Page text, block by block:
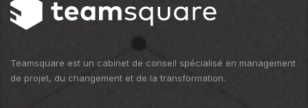
Teamsquare est un cabinet de conseil spécialisé en management
de projet, du changement et de la transformation.